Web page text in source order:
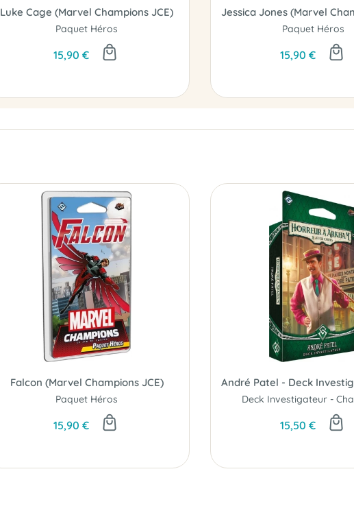
Luke Cage (Marvel Champions JCE)
Paquet Héros
15,90 €
Paquet Héros
15,90 €
Falcon (Marvel Champions JCE)
Paquet Héros
15,90 € 15,50 €